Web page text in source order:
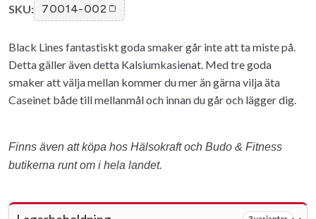
SKU: 70014-002
Black Lines fantastiskt goda smaker går inte att ta miste på.
Detta gäller även detta Kalsiumkasienat. Med tre goda
smaker att välja mellan kommer du mer än gärna vilja äta
Caseinet både till mellanmål och innan du går och lägger dig.
Finns även att köpa hos Hälsokraft och Budo & Fitness
butikerna runt om i hela landet.